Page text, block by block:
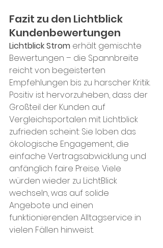
Fazit zu den Lichtblick
Kundenbewertungen
Lichtblick Strom erhält gemischte
Bewertungen – die Spannbreite
reicht von begeisterten
Empfehlungen bis zu harscher Kritik.
Positiv ist hervorzuheben, dass der
Großteil der Kunden auf
Vergleichsportalen mit Lichtblick
zufrieden scheint: Sie loben das
ökologische Engagement, die
einfache Vertragsabwicklung und
anfänglich faire Preise. Viele
würden wieder zu LichtBlick
wechseln, was auf solide
Angebote und einen
funktionierenden Alltagservice in
vielen Fällen hinweist​.